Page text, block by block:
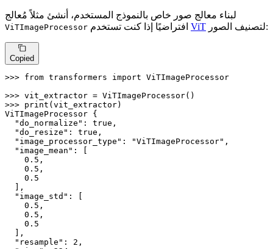
لبناء معالج صور خاص بالنموذج المستخدم، أنشئ مثلاً مُعالج
ViTImageProcessor ViT لتصنيف الصور:
Copied
>>> from transformers import ViTImageProcessor
>>>
>>> print (vit_extractor)
ViTImageProcessor {
"do_normalize" : true,
"do_resize" : true,
"image_processor_type" : "ViTImageProcessor" ,
"image_mean" : [
0.5 ,
0.5 ,
0.5
  ],
"image_std" : [
0.5 ,
0.5 ,
0.5
  ],
"resample" : 2 ,